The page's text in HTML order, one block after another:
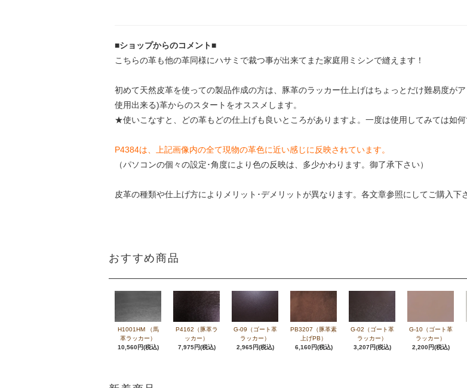
■ショップからのコメント■
こちらの革も他の革同様にハサミで裁つ事が出来てまた家庭用ミシンで縫えます！
初めて天然皮革を使っての製品作成の方は、豚革のラッカー仕上げはちょっとだけ難易度が
使用出来る)革からのスタートをオススメします。
★使いこなすと、どの革もどの仕上げも良いところがありますよ。一度は使用してみては如何
P4384は、上記画像内の全て現物の革色に近い感じに反映されています。
（パソコンの個々の設定･角度により色の反映は、多少かわります。御了承下さい）
皮革の種類や仕上げ方によりメリット･デメリットが異なります。各文章参照にしてご購入下
おすすめ商品
H1001HM （馬
革ラッカー）
10,560円(税込)
P4162（豚革ラ
ッカー）
7,975円(税込)
G-09（ゴート革
ラッカー）
2,965円(税込)
PB3207（豚革素
上げPB）
6,160円(税込)
G-02（ゴート革
ラッカー）
3,207円(税込)
G-10（ゴート革
ラッカー）
2,200円(税込)